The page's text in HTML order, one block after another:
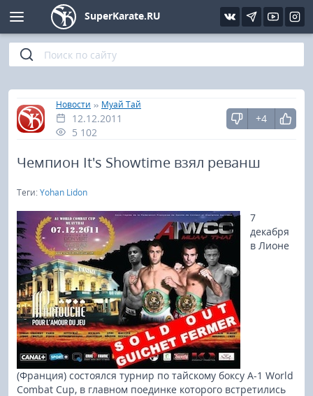
SuperKarate.RU
Главная
»
Новости » Муай Тай
12.12.2011
5 102
+4
Чемпион It's Showtime взял реванш
Теги:Yohan Lidon
7
декабря
в Лионе
(Франция) состоялся турнир по тайскому боксу A-1 World
Combat Cup, в главном поединке которого встретились
Киокушинкай
Кёкусин (IFK)
Шинкиокушинкай
Кекусин-кан
Кикбоксинг и K-1
Бокс
UFC и MMA
Муай тай
Фото
Видео
Интервью
Статьи
Уроки каратэ
Файлы
Библиотека